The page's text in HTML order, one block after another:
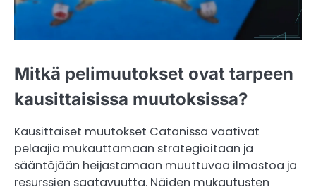
Mitkä pelimuutokset ovat tarpeen
kausittaisissa muutoksissa?
Kausittaiset muutokset Catanissa vaativat
pelaajia mukauttamaan strategioitaan ja
sääntöjään heijastamaan muuttuvaa ilmastoa ja
resurssien saatavuutta. Näiden mukautusten